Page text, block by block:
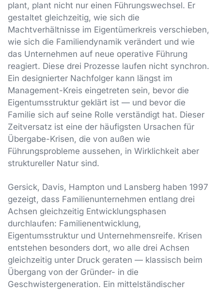
plant, plant nicht nur einen Führungswechsel. Er
gestaltet gleichzeitig, wie sich die
Machtverhältnisse im Eigentümerkreis verschieben,
wie sich die Familiendynamik verändert und wie
das Unternehmen auf neue operative Führung
reagiert. Diese drei Prozesse laufen nicht synchron.
Ein designierter Nachfolger kann längst im
Management-Kreis eingetreten sein, bevor die
Eigentumsstruktur geklärt ist — und bevor die
Familie sich auf seine Rolle verständigt hat. Dieser
Zeitversatz ist eine der häufigsten Ursachen für
Übergabe-Krisen, die von außen wie
Führungsprobleme aussehen, in Wirklichkeit aber
struktureller Natur sind.
Gersick, Davis, Hampton und Lansberg haben 1997
gezeigt, dass Familienunternehmen entlang drei
Achsen gleichzeitig Entwicklungsphasen
durchlaufen: Familienentwicklung,
Eigentumsstruktur und Unternehmensreife. Krisen
entstehen besonders dort, wo alle drei Achsen
gleichzeitig unter Druck geraten — klassisch beim
Übergang von der Gründer- in die
Geschwistergeneration. Ein mittelständischer